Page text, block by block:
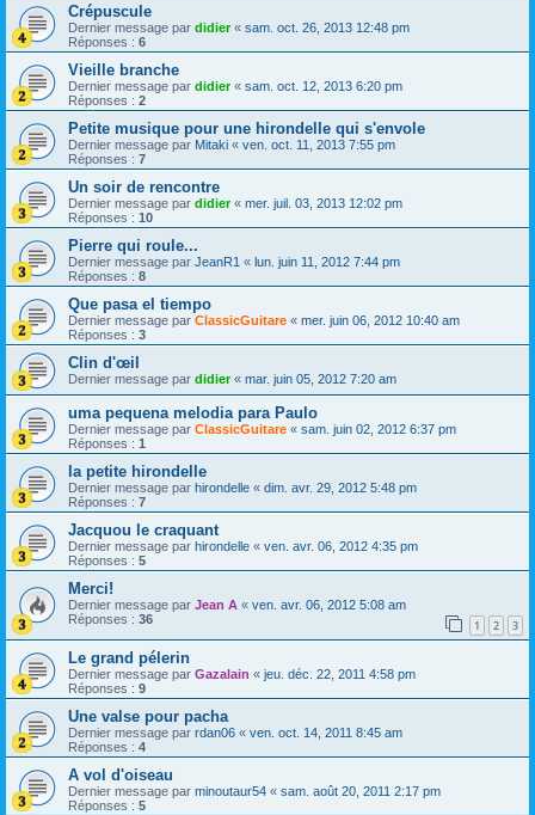
Crépuscule
Dernier message par didier« sam. oct. 26, 2013 12:48 pm
Réponses : 6
Vieille branche
Dernier message par didier« sam. oct. 12, 2013 6:20 pm
Réponses : 2
Petite musique pour une hirondelle qui s'envole
Dernier message par Mitaki « ven. oct. 11, 2013 7:55 pm
Réponses : 7
Un soir de rencontre
Dernier message par didier« mer. juil. 03, 2013 12:02 pm
Réponses : 10
Pierre qui roule...
Dernier message par JeanR1 « lun. juin 11, 2012 7:44 pm
Réponses : 8
Que pasa el tiempo
Dernier message par ClassicGuitare « mer. juin 06, 2012 10:40 am
Réponses : 3
Clin d'œil
Dernier message par didier« mar. juin 05, 2012 7:20 am
uma pequena melodia para Paulo
Dernier message par ClassicGuitare « sam. juin 02, 2012 6:37 pm
Réponses : 1
la petite hirondelle
Dernier message par hirondelle « dim. avr. 29, 2012 5:48 pm
Réponses : 7
Jacquou le craquant
Dernier message par hirondelle « ven. avr. 06, 2012 4:35 pm
Réponses : 5
Merci!
Dernier message par Jean A « ven. avr. 06, 2012 5:08 am
Réponses : 36 1 2 3
Le grand pélerin
Dernier message par Gazalain « jeu. déc. 22, 2011 4:58 pm
Réponses : 9
Une valse pour pacha
Dernier message par rdan06 « ven. oct. 14, 2011 8:45 am
Réponses : 4
A vol d'oiseau
Dernier message par minoutaur54 « sam. août 20, 2011 2:17 pm
Réponses : 5